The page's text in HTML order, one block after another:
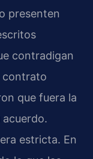
presenten
contradigan
contrato
que fuera la
estricta. En